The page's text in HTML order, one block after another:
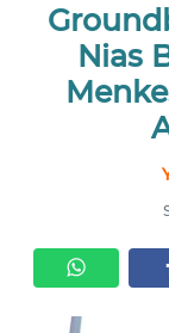
Nias
UTAMA
HUKRIM
PEMERINTAHAN
KHAS